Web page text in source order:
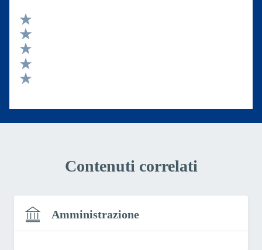
Valuta 5 stelle su 5
Valuta 4 stelle su 5
Valuta 3 stelle su 5
Valuta 2 stelle su 5
Contenuti correlati
Amministrazione